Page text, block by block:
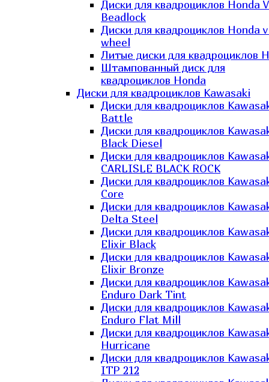
Диски для квадроциклов Honda
Beadlock
Диски для квадроциклов Honda
wheel
Литые диски для квадроциклов
Штампованный диск для
квадроциклов Honda
Диски для квадроциклов Kawasaki
Диски для квадроциклов
Battle
Диски для квадроциклов
Black Diesel
Диски для квадроциклов
CARLISLE BLACK ROCK
Диски для квадроциклов
Core
Диски для квадроциклов
Delta Steel
Диски для квадроциклов
Elixir Black
Диски для квадроциклов
Elixir Bronze
Диски для квадроциклов
Enduro Dark Tint
Диски для квадроциклов
Enduro Flat Mill
Диски для квадроциклов
Hurricane
Диски для квадроциклов
ITP 212